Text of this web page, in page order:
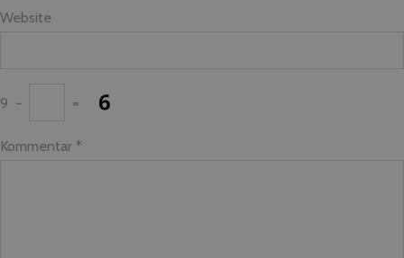
Website
9 − =
Kommentar *